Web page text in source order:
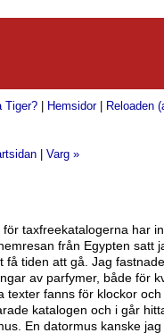
Tiger? Hemsidor| Reloaden
Varg »
taxfreekatalogerna har
från Egypten satt
få tiden att gå. Jag
av parfymer, både för
texter fanns för klockor
katalogen och i går
En datormus kanske